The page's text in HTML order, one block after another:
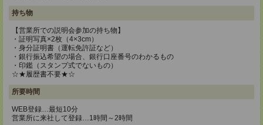
持ち物
【営業所での説明会参加の持ち物】
・証明写真×2枚（4×3cm）
・身分証明書（運転免許証など）
・銀行振込希望の場合、銀行口座番号のわかるもの
・印鑑（スタンプ式でないもの）
☆★履歴書不要★☆
所要時間
WEB登録…最短10分
営業所に来社して登録…1時間～2時間